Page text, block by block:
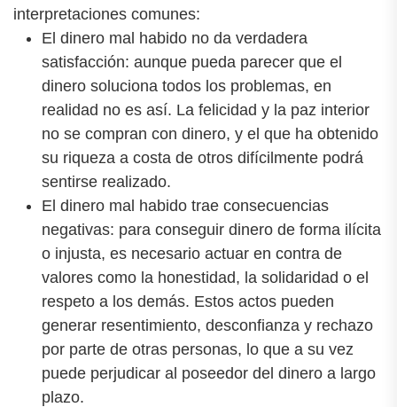
interpretaciones comunes:
El dinero mal habido no da verdadera
satisfacción: aunque pueda parecer que el
dinero soluciona todos los problemas, en
realidad no es así. La felicidad y la paz interior
no se compran con dinero, y el que ha obtenido
su riqueza a costa de otros difícilmente podrá
sentirse realizado.
El dinero mal habido trae consecuencias
negativas: para conseguir dinero de forma ilícita
o injusta, es necesario actuar en contra de
valores como la honestidad, la solidaridad o el
respeto a los demás. Estos actos pueden
generar resentimiento, desconfianza y rechazo
por parte de otras personas, lo que a su vez
puede perjudicar al poseedor del dinero a largo
plazo.